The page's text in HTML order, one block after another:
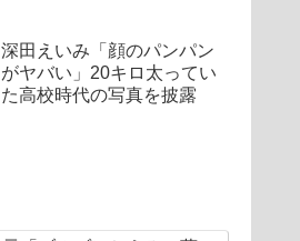
深田えいみ「顔のパンパン
がヤバい」20キロ太ってい
た高校時代の写真を披露